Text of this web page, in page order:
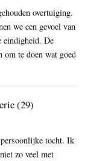
overtuiging.
we een gevoel van
eindigheid. De
om te doen wat goed
(29)
tocht. Ik
zo veel met